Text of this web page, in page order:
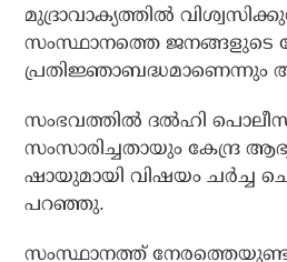
മുദ്രാവാക്യത്തില്‍
സംസ്ഥാനത്തെ ജനങ്ങളുടെ
പ്രതിജ്ഞാബദ്ധമാണെന്നും
സംഭവത്തില്‍ ദല്‍ഹി
സംസാരിച്ചതായും കേന്ദ്ര
ഷായുമായി വിഷയം ചര്‍ച്ച
പറഞ്ഞു.
സംസ്ഥാനത്ത്